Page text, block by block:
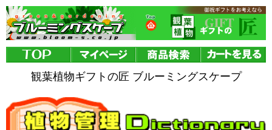
観葉植物ギフトの匠 ブルーミングスケープ